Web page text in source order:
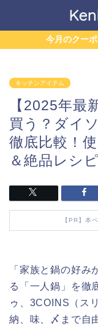
今月のクー
キッチンアイテム
【2025年最
買う？ダイ
徹底比較！
＆絶品レシピ
【PR】本
「家族と鍋の好
る「一人鍋」を徹
ゥ、3COINS（ス
納、味、〆まで自